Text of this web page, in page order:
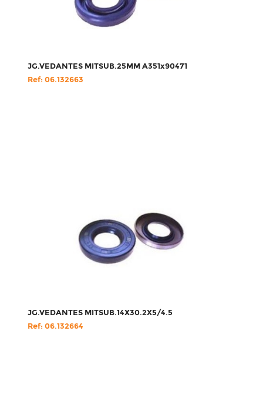
JG.VEDANTES MITSUB.25MM A351x90471
Ref: 06.132663
JG.VEDANTES MITSUB.14X30.2X5/4.5
Ref: 06.132664